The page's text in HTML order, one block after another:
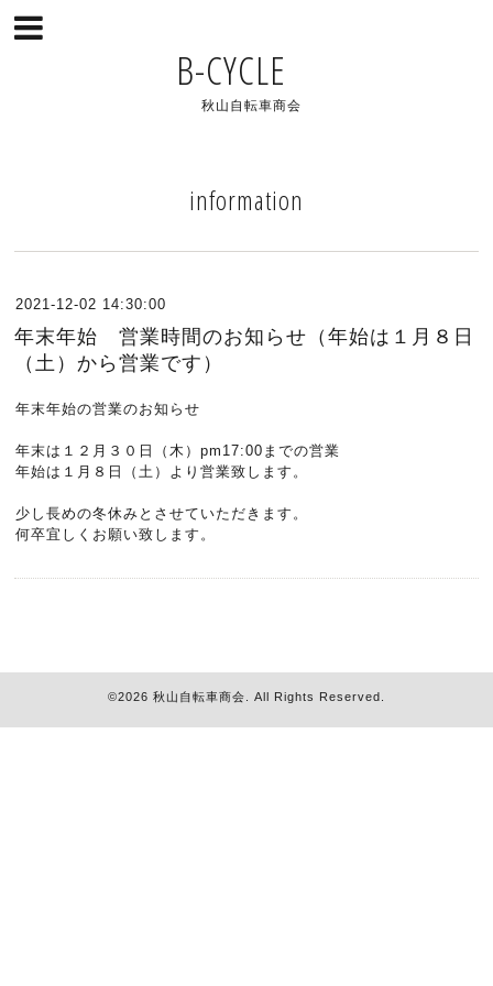
B-CYCLE
秋山自転車商会
information
2021-12-02 14:30:00
年末年始 営業時間のお知らせ（年始は１月８日
（土）から営業です）
年末年始の営業のお知らせ
年末は１２月３０日（木）pm17:00までの営業
年始は１月８日（土）より営業致します。
少し長めの冬休みとさせていただきます。
何卒宜しくお願い致します。
©2026 秋山自転車商会 . All Rights Reserved.